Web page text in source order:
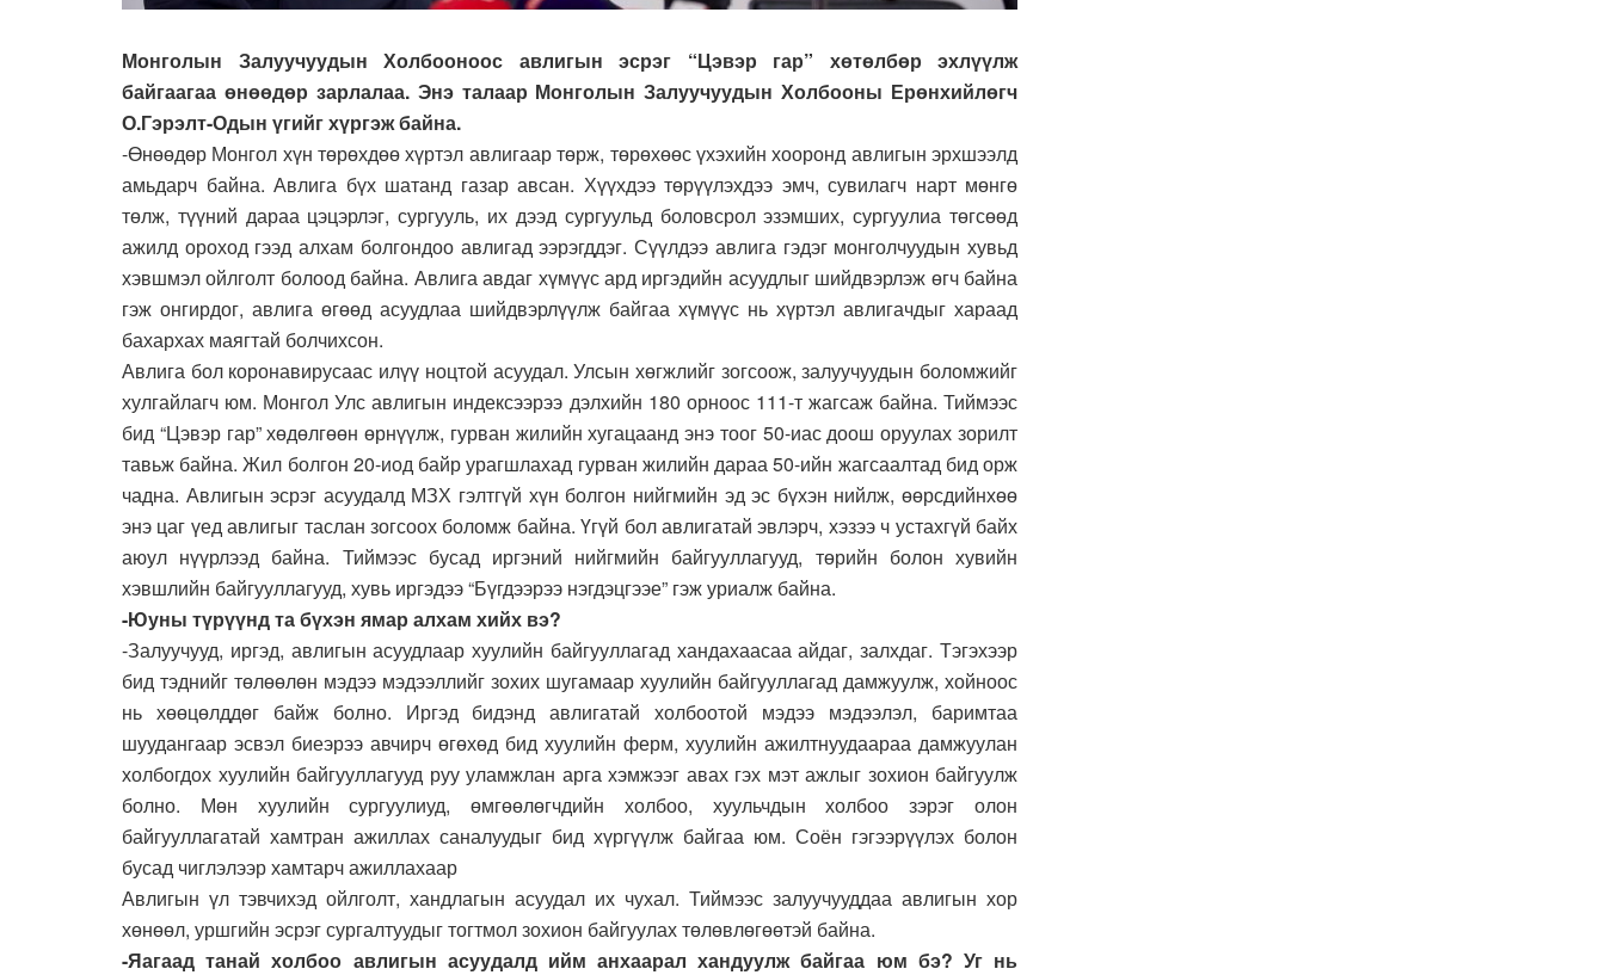
Монголын Залуучуудын Холбооноос авлигын эсрэг “Цэвэр гар” хөтөлбөр эхлүүлж
байгаагаа өнөөдөр зарлалаа. Энэ талаар Монголын Залуучуудын Холбооны Ерөнхийлөгч
О.Гэрэлт-Одын үгийг хүргэж байна.
-Өнөөдөр Монгол хүн төрөхдөө хүртэл авлигаар төрж, төрөхөөс үхэхийн хооронд авлигын эрхшээлд
амьдарч байна. Авлига бүх шатанд газар авсан. Хүүхдээ төрүүлэхдээ эмч, сувилагч нарт мөнгө
төлж, түүний дараа цэцэрлэг, сургууль, их дээд сургуульд боловсрол эзэмших, сургуулиа төгсөөд
ажилд ороход гээд алхам болгондоо авлигад ээрэгддэг. Сүүлдээ авлига гэдэг монголчуудын хувьд
хэвшмэл ойлголт болоод байна. Авлига авдаг хүмүүс ард иргэдийн асуудлыг шийдвэрлэж өгч байна
гэж онгирдог, авлига өгөөд асуудлаа шийдвэрлүүлж байгаа хүмүүс нь хүртэл авлигачдыг хараад
бахархах маягтай болчихсон.
Авлига бол коронавирусаас илүү ноцтой асуудал. Улсын хөгжлийг зогсоож, залуучуудын боломжийг
хулгайлагч юм. Монгол Улс авлигын индексээрээ дэлхийн 180 орноос 111-т жагсаж байна. Тиймээс
бид “Цэвэр гар” хөдөлгөөн өрнүүлж, гурван жилийн хугацаанд энэ тоог 50-иас доош оруулах зорилт
тавьж байна. Жил болгон 20-иод байр урагшлахад гурван жилийн дараа 50-ийн жагсаалтад бид орж
чадна. Авлигын эсрэг асуудалд МЗХ гэлтгүй хүн болгон нийгмийн эд эс бүхэн нийлж, өөрсдийнхөө
энэ цаг үед авлигыг таслан зогсоох боломж байна. Үгүй бол авлигатай эвлэрч, хэзээ ч устахгүй байх
аюул нүүрлээд байна. Тиймээс бусад иргэний нийгмийн байгууллагууд, төрийн болон хувийн
хэвшлийн байгууллагууд, хувь иргэдээ “Бүгдээрээ нэгдэцгээе” гэж уриалж байна.
-Юуны түрүүнд та бүхэн ямар алхам хийх вэ?
-Залуучууд, иргэд, авлигын асуудлаар хуулийн байгууллагад хандахаасаа айдаг, залхдаг. Тэгэхээр
бид тэднийг төлөөлөн мэдээ мэдээллийг зохих шугамаар хуулийн байгууллагад дамжуулж, хойноос
нь хөөцөлддөг байж болно. Иргэд бидэнд авлигатай холбоотой мэдээ мэдээлэл, баримтаа
шуудангаар эсвэл биеэрээ авчирч өгөхөд бид хуулийн ферм, хуулийн ажилтнуудаараа дамжуулан
холбогдох хуулийн байгууллагууд руу уламжлан арга хэмжээг авах гэх мэт ажлыг зохион байгуулж
болно. Мөн хуулийн сургуулиуд, өмгөөлөгчдийн холбоо, хуульчдын холбоо зэрэг олон
байгууллагатай хамтран ажиллах саналуудыг бид хүргүүлж байгаа юм. Соён гэгээрүүлэх болон
бусад чиглэлээр хамтарч ажиллахаар
Авлигын үл тэвчихэд ойлголт, хандлагын асуудал их чухал. Тиймээс залуучууддаа авлигын хор
хөнөөл, уршгийн эсрэг сургалтуудыг тогтмол зохион байгуулах төлөвлөгөөтэй байна.
-Яагаад танай холбоо авлигын асуудалд ийм анхаарал хандуулж байгаа юм бэ? Уг нь